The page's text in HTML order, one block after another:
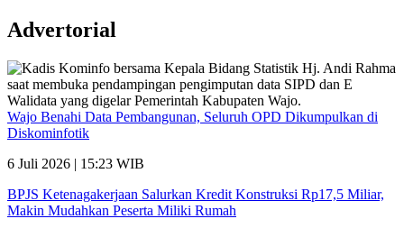
Advertorial
Wajo Benahi Data Pembangunan, Seluruh OPD Dikumpulkan di
Diskominfotik
6 Juli 2026 | 15:23 WIB
BPJS Ketenagakerjaan Salurkan Kredit Konstruksi Rp17,5 Miliar,
Makin Mudahkan Peserta Miliki Rumah